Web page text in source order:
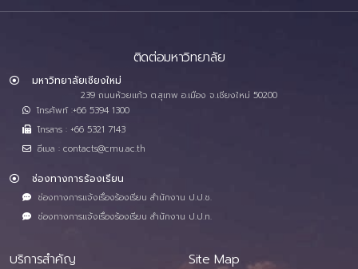
ติดต่อมหาวิทยาลัย
มหาวิทยาลัยเชียงใหม่
239 ถนนห้วยแก้ว ต.สุเทพ อ.เมือง จ.เชียงใหม่ 50200
โทรศัพท์ :+66 5394 1300
โทรสาร : +66 5321 7143
อีเมล : contacts@cmu.ac.th
ช่องทางการร้องเรียน
ช่องทางการแจ้งเรื่องร้องเรียน สำนักงาน ป.ป.ช.
ช่องทางการแจ้งเรื่องร้องเรียน สำนักงาน ป.ป.ท.
บริการสำคัญ Site Map